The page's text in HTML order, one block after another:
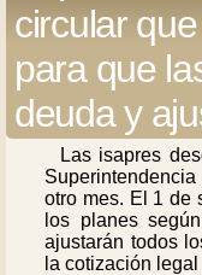
circular
para que
deuda y
Las isapres
otro mes. El 1 de
los planes
ajustarán todos
la cotización